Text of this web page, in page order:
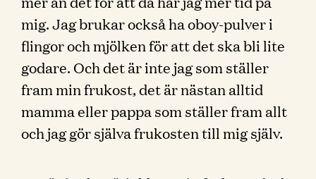
mig. Jag brukar också ha oboy-pulver i
flingor och mjölken för att det ska bli lite
godare. Och det är inte jag som ställer
fram min frukost, det är nästan alltid
mamma eller pappa som ställer fram allt
och jag gör själva frukosten till mig själv.